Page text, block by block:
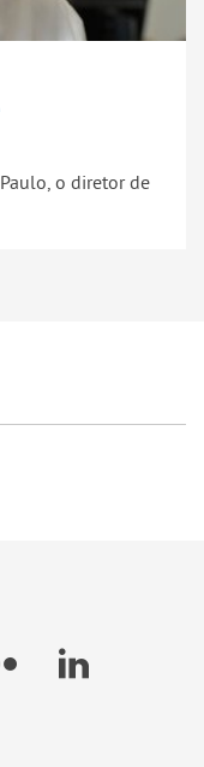
o diretor de